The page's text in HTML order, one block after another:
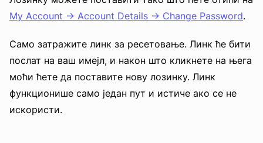
My Account -> Account Details -> Change Password.
Само затражите линк за ресетовање. Линк ће бити
послат на ваш имејл, и након што кликнете на њега
моћи ћете да поставите нову лозинку. Линк
функционише само један пут и истиче ако се не
искористи.